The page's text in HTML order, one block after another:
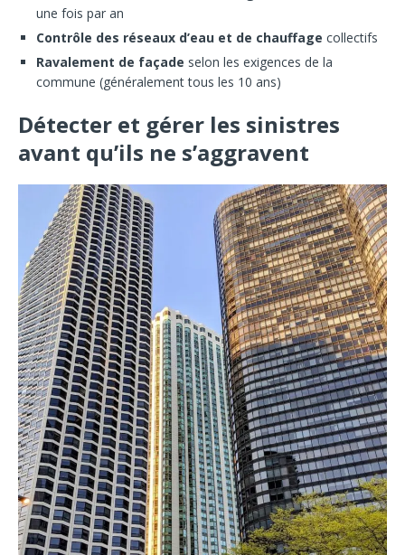
une fois par an
Contrôle des réseaux d’eau et de chauffage collectifs
Ravalement de façade selon les exigences de la
commune (généralement tous les 10 ans)
Détecter et gérer les sinistres
avant qu’ils ne s’aggravent